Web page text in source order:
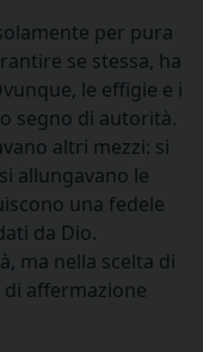
per pura
se stessa, ha
le effigie e i
segno di autorità.
altri mezzi: si
allungavano le
una fedele
da Dio.
ma nella scelta di
di affermazione